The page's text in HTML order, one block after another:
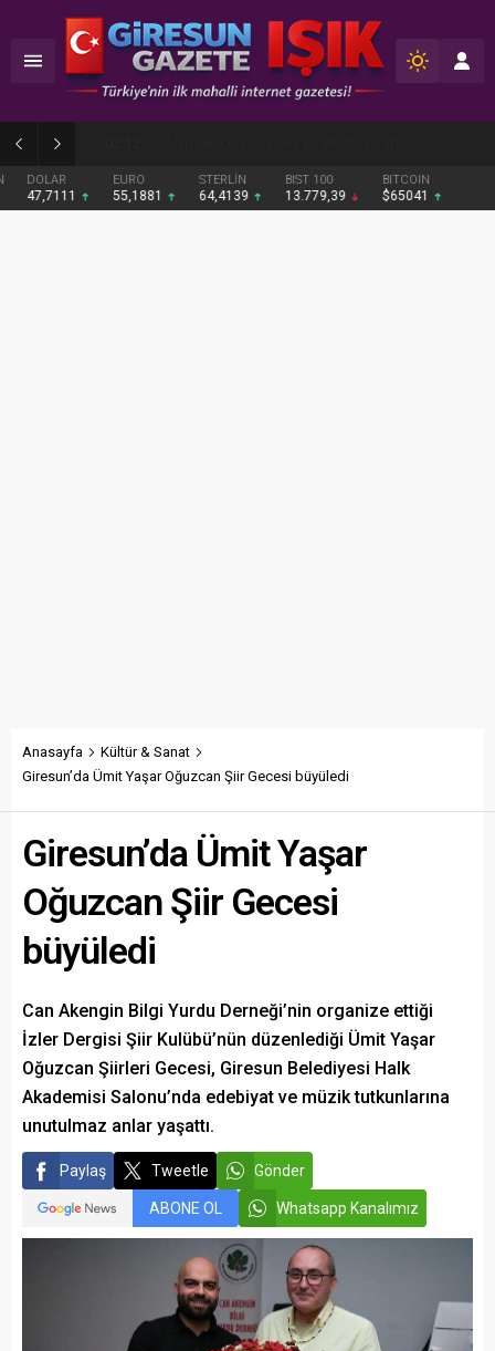
DOLAR
47,7111
EURO
55,1881
STERLİN
64,4139
BIST 100
13.779,39
BITCOIN
$65041
Anasayfa
Kültür & Sanat
Giresun’da Ümit Yaşar Oğuzcan Şiir Gecesi büyüledi
Giresun’da Ümit Yaşar
Oğuzcan Şiir Gecesi
büyüledi
Can Akengin Bilgi Yurdu Derneği’nin organize ettiği
İzler Dergisi Şiir Kulübü’nün düzenlediği Ümit Yaşar
Oğuzcan Şiirleri Gecesi, Giresun Belediyesi Halk
Akademisi Salonu’nda edebiyat ve müzik tutkunlarına
unutulmaz anlar yaşattı.
Paylaş Tweetle Gönder
ABONE OL Whatsapp Kanalımız